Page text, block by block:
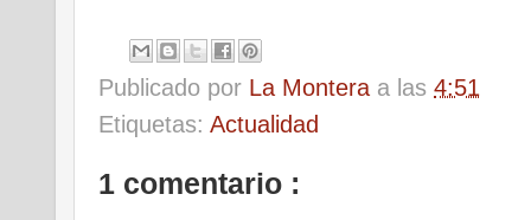
Publicado por La Montera a las 4:51
Etiquetas: Actualidad
1 comentario :